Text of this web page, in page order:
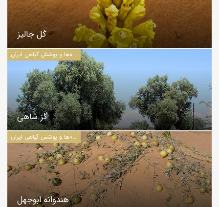
گل جالیز
درخت‌ها، درختچه‌ها، بوته‌ها و پوشش گیاهی ایران
گز شاهی
درخت‌ها، درختچه‌ها، بوته‌ها و پوشش گیاهی ایران
هندوانه ابوجهل